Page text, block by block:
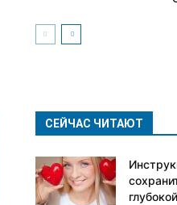
СЕЙЧАС ЧИТАЮТ